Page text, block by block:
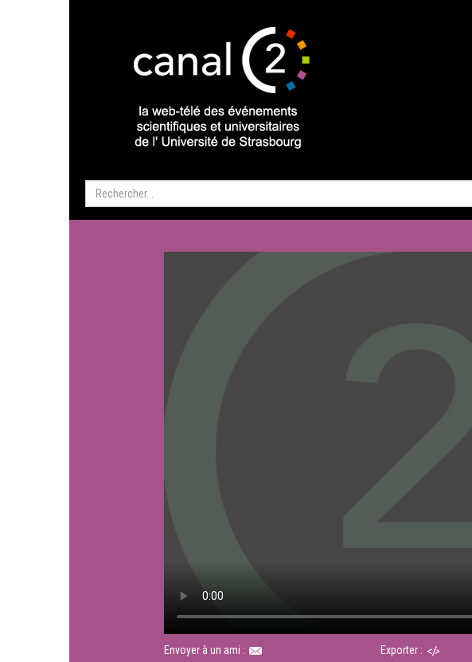
Envoyer à un ami : Exporter :